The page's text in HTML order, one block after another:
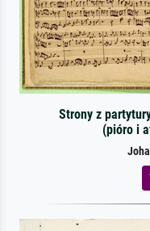
Strony z
(pióro i